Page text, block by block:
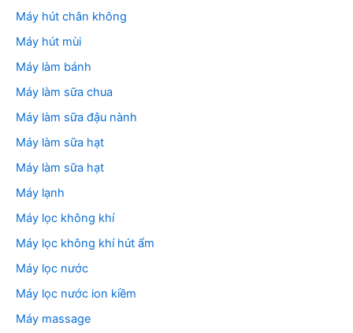
Máy hút chân không
Máy hút mùi
Máy làm bánh
Máy làm sữa chua
Máy làm sữa đậu nành
Máy làm sữa hạt
Máy làm sữa hạt
Máy lạnh
Máy lọc không khí
Máy lọc không khí hút ẩm
Máy lọc nước
Máy lọc nước ion kiềm
Máy massage